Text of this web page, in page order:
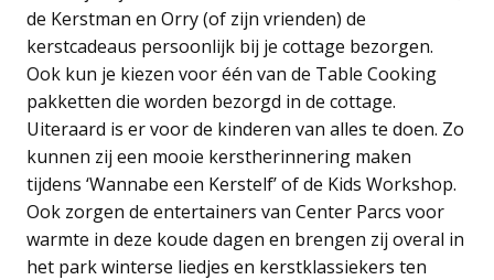
de Kerstman en Orry (of zijn vrienden) de
kerstcadeaus persoonlijk bij je cottage bezorgen.
Ook kun je kiezen voor één van de Table Cooking
pakketten die worden bezorgd in de cottage.
Uiteraard is er voor de kinderen van alles te doen. Zo
kunnen zij een mooie kerstherinnering maken
tijdens ‘Wannabe een Kerstelf’ of de Kids Workshop.
Ook zorgen de entertainers van Center Parcs voor
warmte in deze koude dagen en brengen zij overal in
het park winterse liedjes en kerstklassiekers ten